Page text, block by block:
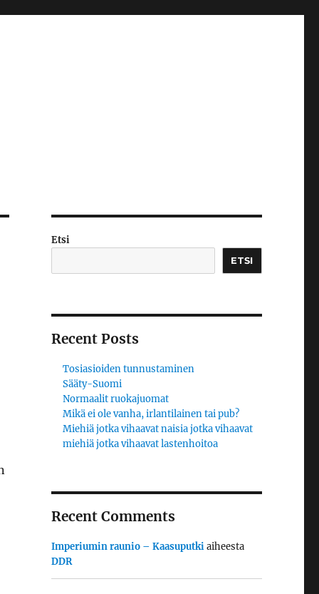
Etsi
ETSI
Recent Posts
Tosiasioiden tunnustaminen
Sääty-Suomi
Normaalit ruokajuomat
Mikä ei ole vanha, irlantilainen tai pub?
Miehiä jotka vihaavat naisia jotka vihaavat
miehiä jotka vihaavat lastenhoitoa
Recent Comments
Imperiumin raunio – Kaasuputkiaiheesta
DDR